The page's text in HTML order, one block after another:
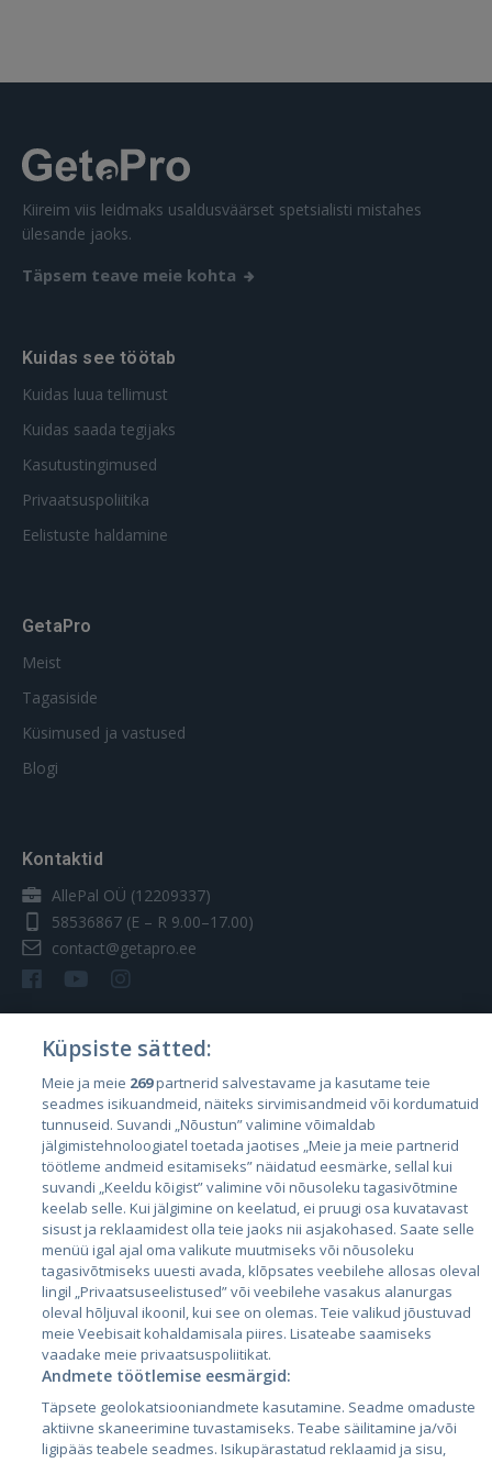
Kiireim viis leidmaks usaldusväärset spetsialisti mistahes
ülesande jaoks.
Täpsem teave meie kohta
Kuidas see töötab
Kuidas luua tellimust
Kuidas saada tegijaks
Kasutustingimused
Privaatsuspoliitika
Eelistuste haldamine
GetaPro
Meist
Tagasiside
Küsimused ja vastused
Blogi
Kontaktid
AllePal OÜ (12209337)
58536867 (E – R 9.00–17.00)
contact@getapro.ee
Riigid
Eesti
Läti
Leedu
City24.lv
City24.ee
GetaPro.lv
CVbankas.lt
Kainos.lt
Paslaugos.lt
Küpsiste sätted:
Meie ja meie 269partnerid salvestavame ja kasutame teie
seadmes isikuandmeid, näiteks sirvimisandmeid või kordumatuid
tunnuseid. Suvandi „Nõustun” valimine võimaldab
jälgimistehnoloogiatel toetada jaotises „Meie ja meie partnerid
töötleme andmeid esitamiseks” näidatud eesmärke, sellal kui
suvandi „Keeldu kõigist” valimine või nõusoleku tagasivõtmine
keelab selle. Kui jälgimine on keelatud, ei pruugi osa kuvatavast
sisust ja reklaamidest olla teie jaoks nii asjakohased. Saate selle
menüü igal ajal oma valikute muutmiseks või nõusoleku
tagasivõtmiseks uuesti avada, klõpsates veebilehe allosas oleval
lingil „Privaatsuseelistused” või veebilehe vasakus alanurgas
oleval hõljuval ikoonil, kui see on olemas. Teie valikud jõustuvad
meie Veebisait kohaldamisala piires. Lisateabe saamiseks
vaadake meie privaatsuspoliitikat.
Andmete töötlemise eesmärgid:
Täpsete geolokatsiooniandmete kasutamine. Seadme omaduste
aktiivne skaneerimine tuvastamiseks. Teabe säilitamine ja/või
ligipääs teabele seadmes. Isikupärastatud reklaamid ja sisu,